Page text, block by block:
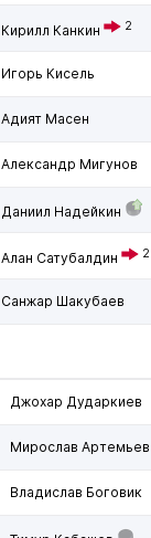
Кирилл Канкин 2
Игорь Кисель
Адият Масен
Александр Мигунов
Даниил Надейкин
Алан Сатубалдин 2
Санжар Шакубаев
Джохар Дударкиев
Мирослав Артемьев
Владислав Боговик